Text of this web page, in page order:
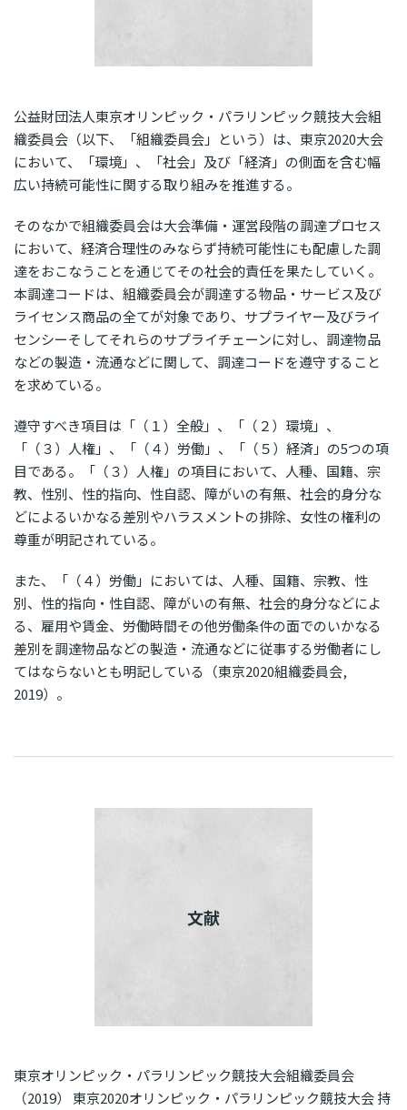
公益財団法人東京オリンピック・パラリンピック競技大会組
織委員会（以下、「組織委員会」という）は、東京2020大会
において、「環境」、「社会」及び「経済」の側面を含む幅
広い持続可能性に関する取り組みを推進する。
そのなかで組織委員会は大会準備・運営段階の調達プロセス
において、経済合理性のみならず持続可能性にも配慮した調
達をおこなうことを通じてその社会的責任を果たしていく。
本調達コードは、組織委員会が調達する物品・サービス及び
ライセンス商品の全てが対象であり、サプライヤー及びライ
センシーそしてそれらのサプライチェーンに対し、調達物品
などの製造・流通などに関して、調達コードを遵守すること
を求めている。
遵守すべき項目は「（１）全般」、「（２）環境」、
「（３）人権」、「（４）労働」、「（５）経済」の5つの項
目である。「（３）人権」の項目において、人種、国籍、宗
教、性別、性的指向、性自認、障がいの有無、社会的身分な
どによるいかなる差別やハラスメントの排除、女性の権利の
尊重が明記されている。
また、「（４）労働」においては、人種、国籍、宗教、性
別、性的指向・性自認、障がいの有無、社会的身分などによ
る、雇用や賃金、労働時間その他労働条件の面でのいかなる
差別を調達物品などの製造・流通などに従事する労働者にし
てはならないとも明記している（東京2020組織委員会,
2019）。
文献
東京オリンピック・パラリンピック競技大会組織委員会
（2019） 東京2020オリンピック・パラリンピック競技大会 持